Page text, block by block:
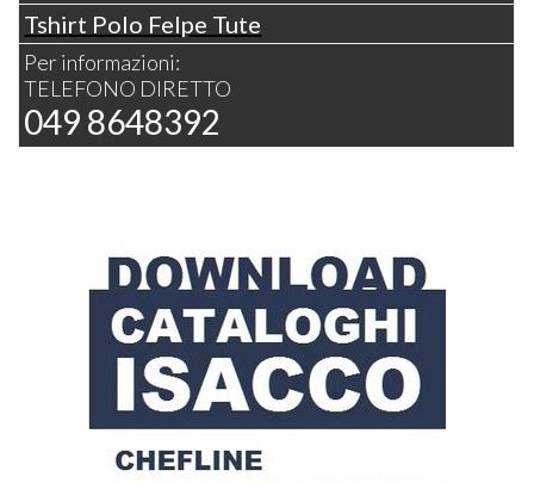
Tshirt Polo Felpe Tute
Per informazioni:
TELEFONO DIRETTO
049 8648392